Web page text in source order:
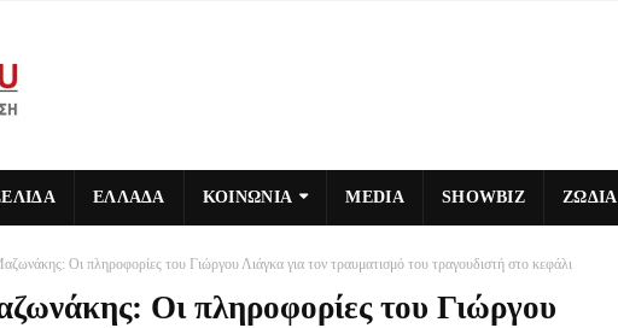
ΕΛΛΑΔΑ ΚΟΙΝΩΝΙΑ MEDIA SHOWBIZ ΖΩΔΙΑ
Οι πληροφορίες του Γιώργου Λιάγκα για τον τραυματισμό του τραγουδιστή στο κεφάλι
Οι πληροφορίες του Γιώργου